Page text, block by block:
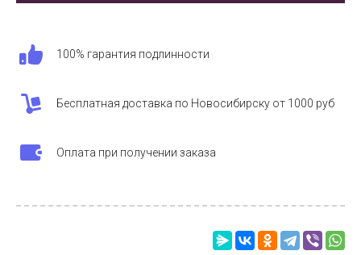
100% гарантия подлинности
Бесплатная доставка по Новосибирску от 1000 руб
Оплата при получении заказа